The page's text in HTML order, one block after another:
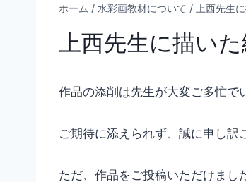
ホーム / 水彩画教材について / 上西先生
上西先生に描い
作品の添削は先生が大変ご多忙で
ご期待に添えられず、誠に申し訳
ただ、作品をご投稿いただけまし